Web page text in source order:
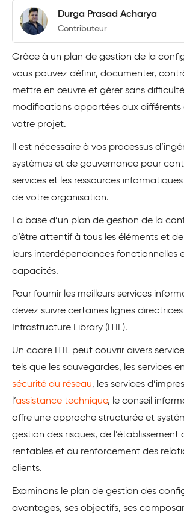
Durga Prasad Acharya
Contributeur
Grâce à un plan de gestion de la
vous pouvez définir, documenter,
mettre en œuvre et gérer sans
modifications apportées aux
votre projet.
Il est nécessaire à vos processus
systèmes et de gouvernance pour
services et les ressources informatiques
de votre organisation.
La base d’un plan de gestion de la
d’être attentif à tous les éléments et
leurs interdépendances fonctionnelles
capacités.
Pour fournir les meilleurs services
devez suivre certaines lignes directrices
Infrastructure Library (ITIL).
Un cadre ITIL peut couvrir divers
tels que les sauvegardes, les services
sécurité du réseau, les services
l’assistance technique, le conseil
offre une approche structurée et
gestion des risques, de l’établissement
rentables et du renforcement des
clients.
Examinons le plan de gestion des
avantages, ses objectifs, ses